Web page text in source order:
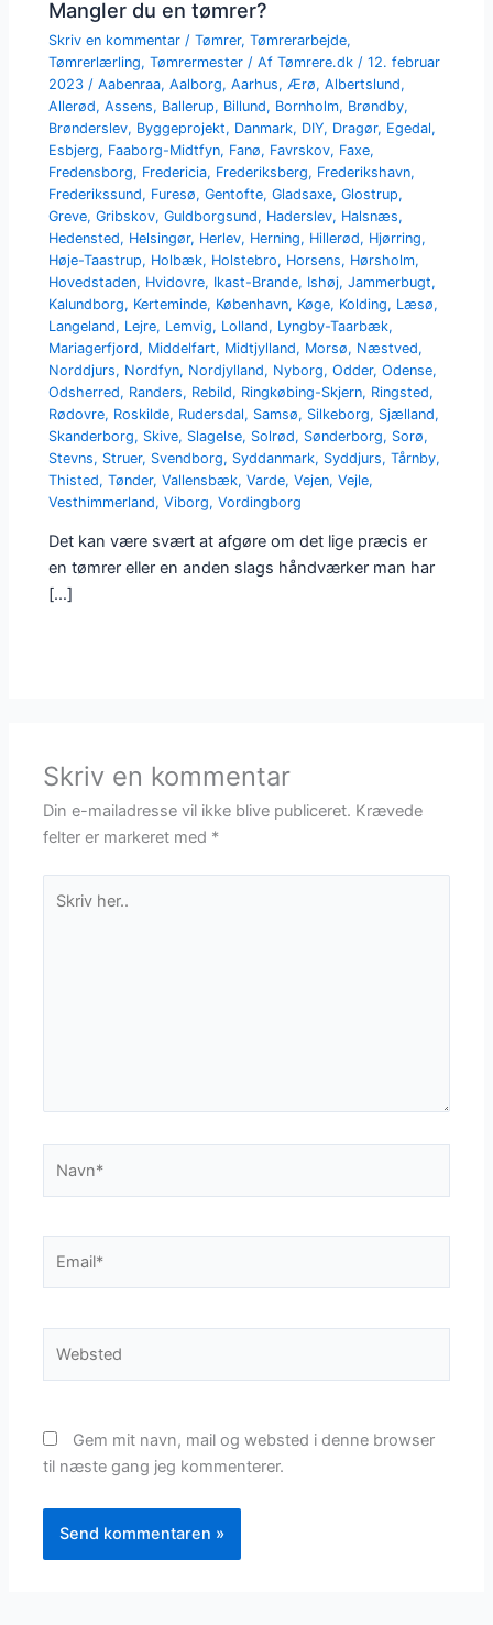
Mangler du en tømrer?
Skriv en kommentar /Tømrer,Tømrerarbejde,
Tømrerlærling,Tømrermester / AfTømrere.dk /12. februar
2023 /Aabenraa,Aalborg,Aarhus, Ærø,Albertslund,
Allerød,Assens, Ballerup, Billund, Bornholm, Brøndby,
Brønderslev, Byggeprojekt, Danmark, DIY, Dragør, Egedal,
Esbjerg, Faaborg-Midtfyn, Fanø, Favrskov, Faxe,
Fredensborg, Fredericia, Frederiksberg, Frederikshavn,
Frederikssund, Furesø,Gentofte,Gladsaxe,Glostrup,
Greve,Gribskov,Guldborgsund, Haderslev, Halsnæs,
Hedensted, Helsingør, Herlev, Herning, Hillerød, Hjørring,
Høje-Taastrup, Holbæk, Holstebro, Horsens, Hørsholm,
Hovedstaden, Hvidovre, Ikast-Brande, Ishøj,Jammerbugt,
Kalundborg, Kerteminde, København, Køge, Kolding, Læsø,
Langeland, Lejre, Lemvig, Lolland, Lyngby-Taarbæk,
Mariagerfjord, Middelfart, Midtjylland, Morsø, Næstved,
Norddjurs, Nordfyn, Nordjylland, Nyborg,Odder,Odense,
Odsherred, Randers, Rebild, Ringkøbing-Skjern, Ringsted,
Rødovre, Roskilde, Rudersdal, Samsø, Silkeborg, Sjælland,
Skanderborg, Skive, Slagelse, Solrød, Sønderborg, Sorø,
Stevns, Struer, Svendborg, Syddanmark, Syddjurs,Tårnby,
Thisted,Tønder,Vallensbæk,Varde,Vejen,Vejle,
Vesthimmerland,Viborg,Vordingborg
Det kan være svært at afgøre om det lige præcis er
en tømrer eller en anden slags håndværker man har
[…]
Skriv en kommentar
Din e-mailadresse vil ikke blive publiceret. Krævede
felter er markeret med *
her..
Gem mit navn, mail og websted i denne browser
til næste gang jeg kommenterer.